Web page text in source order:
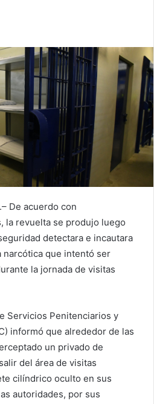
De acuerdo con
la revuelta se produjo luego
detectara e incautara
narcótica que intentó ser
la jornada de visitas
Servicios Penitenciarios y
informó que alrededor de las
un privado de
del área de visitas
cilíndrico oculto en sus
autoridades, por sus